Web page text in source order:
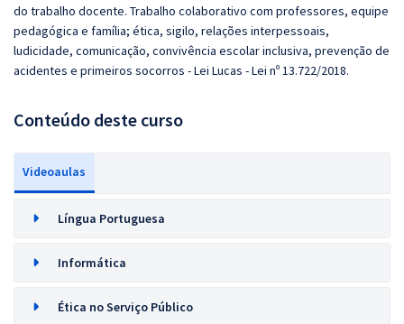
do trabalho docente. Trabalho colaborativo com professores, equipe
pedagógica e família; ética, sigilo, relações interpessoais,
ludicidade, comunicação, convivência escolar inclusiva, prevenção de
acidentes e primeiros socorros - Lei Lucas - Lei nº 13.722/2018.
Conteúdo deste curso
Videoaulas
Língua Portuguesa
Informática
Ética no Serviço Público